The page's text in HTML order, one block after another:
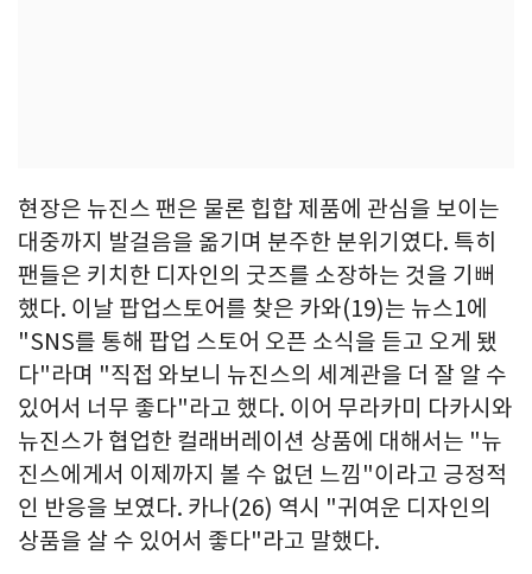
현장은 뉴진스 팬은 물론 힙합 제품에 관심을 보이는
대중까지 발걸음을 옮기며 분주한 분위기였다. 특히
팬들은 키치한 디자인의 굿즈를 소장하는 것을 기뻐
했다. 이날 팝업스토어를 찾은 카와(19)는 뉴스1에
"SNS를 통해 팝업 스토어 오픈 소식을 듣고 오게 됐
다"라며 "직접 와보니 뉴진스의 세계관을 더 잘 알 수
있어서 너무 좋다"라고 했다. 이어 무라카미 다카시와
뉴진스가 협업한 컬래버레이션 상품에 대해서는 "뉴
진스에게서 이제까지 볼 수 없던 느낌"이라고 긍정적
인 반응을 보였다. 카나(26) 역시 "귀여운 디자인의
상품을 살 수 있어서 좋다"라고 말했다.